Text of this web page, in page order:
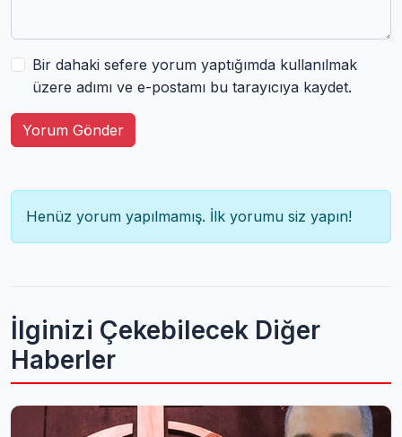
Bir dahaki sefere yorum yaptığımda kullanılmak
üzere adımı ve e-postamı bu tarayıcıya kaydet.
Yorum Gönder
Henüz yorum yapılmamış. İlk yorumu siz yapın!
İlginizi Çekebilecek Diğer
Haberler